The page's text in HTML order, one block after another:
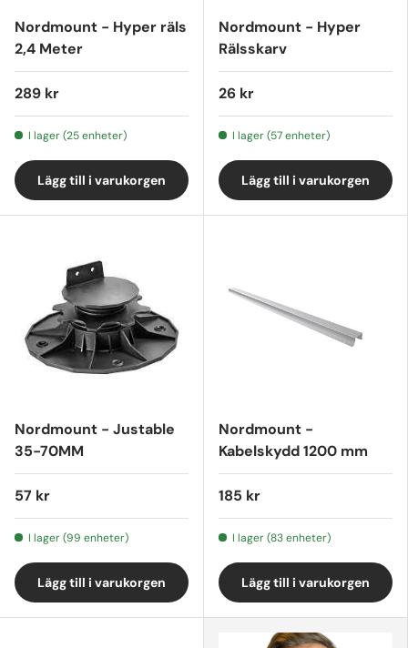
Nordmount - Hyper räls
2,4 Meter
289 kr
I lager (25 enheter)
Lägg till i varukorgen
Nordmount - Hyper
Rälsskarv
26 kr
I lager (57 enheter)
Lägg till i varukorgen
Nordmount - Justable
35-70MM
57 kr
I lager (99 enheter)
Lägg till i varukorgen
Nordmount -
Kabelskydd 1200 mm
185 kr
I lager (83 enheter)
Lägg till i varukorgen